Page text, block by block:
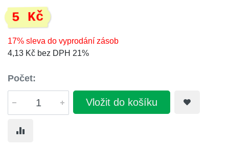
5 Kč
17% sleva do vyprodání zásob
4,13 Kč bez DPH 21%
Počet:
Vložit do košíku